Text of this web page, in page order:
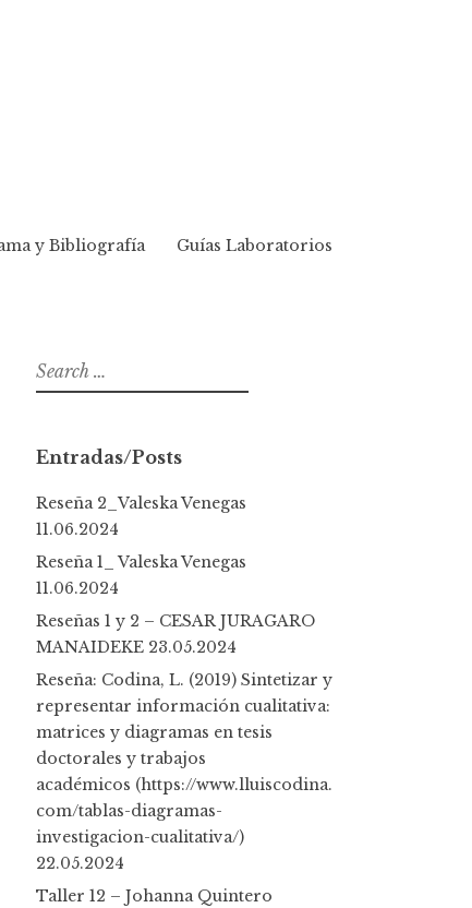
y Bibliografía Guías Laboratorios
S
e
c
h
f
Entradas/Posts
Reseña 2_Valeska Venegas
11.06.2024
Reseña 1_ Valeska Venegas
11.06.2024
Reseñas 1 y 2 – CESAR JURAGARO
MANAIDEKE 23.05.2024
Reseña: Codina, L. (2019) Sintetizar y
representar información cualitativa:
matrices y diagramas en tesis
doctorales y trabajos
académicos (https://www.lluiscodina.
com/tablas-diagramas-
investigacion-cualitativa/)
22.05.2024
Taller 12 – Johanna Quintero